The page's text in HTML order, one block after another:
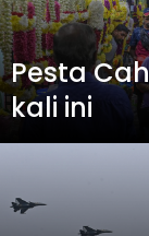
Pesta
kali ini